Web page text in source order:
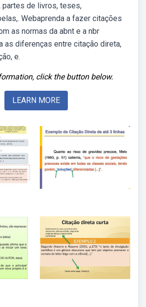
partes de livros, teses,
Webaprenda a fazer citações
as normas da abnt e a nbr
as diferenças entre citação direta,
e.
click the button below.
LEARN MORE